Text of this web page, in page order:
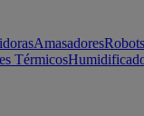
Amasadores
Térmicos